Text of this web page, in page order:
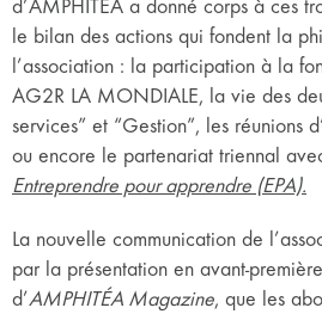
d’AMPHITÉA a donné corps à ces
le bilan des actions qui fondent la
l’association : la participation à la
AG2R LA MONDIALE, la vie des
services” et “Gestion”, les réunions
ou encore le partenariat triennal
Entreprendre pour apprendre (EPA).
La nouvelle communication de
par la présentation en avant-
d’AMPHITÉA Magazine, que les